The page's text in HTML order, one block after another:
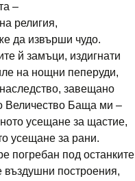
–
религия,
да извърши чудо.
й замъци, издигнати
на нощни пеперуди,
завещано
Величество Баща ми –
усещане за щастие,
усещане за рани.
погребан под останките
въздушни построения,